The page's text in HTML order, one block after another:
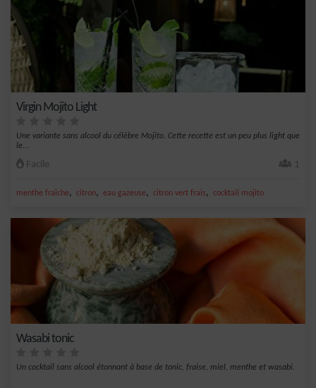
Virgin Mojito Light
Une variante sans alcool du célèbre Mojito. Cette recette est un peu plus light que
le...
Facile 1
menthe fraîche, citron, eau gazeuse, citron vert frais, cocktail mojito
Wasabi tonic
Un cocktail sans alcool étonnant à base de tonic, fraise, miel, menthe et wasabi.